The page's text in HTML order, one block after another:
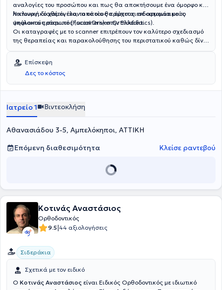
αναλογίες του προσώπου και πως θα αποκτήσουμε ένα όμορφο και
λειτουργικό χαμόγελο, το οποίο θα έρχεται σε αρμονία με το
υπόλοιπο πρόσωπο (Facial Driven Orthodontics).
Η κλινική διαθέτει έναν από τους πρώτους ενδοστοματικούς
ψηφιακούς σαρωτές (scanners) στην Ελλάδα.
Οι καταγραφές με το scanner επιτρέπουν τον καλύτερο σχεδιασμό
της θεραπείας και παρακολούθησης του περιστατικού καθώς δίνει
θεραπείας.
Επίσκεψη
Δες το κόστος
Ιατρείο 1 Βιντεοκλήση
Αθανασιάδου 3-5, Αμπελόκηποι, ΑΤΤΙΚΗ
Επόμενη διαθεσιμότητα
Κλείσε ραντεβού
Κοτινάς Αναστάσιος
Ορθοδοντικός
9.5|44 αξιολογήσεις
Σιδεράκια
Σχετικά με τον ειδικό
Ο Κοτινάς Αναστάσιος είναι Ειδικός Ορθοδοντικός με ιδιωτικό